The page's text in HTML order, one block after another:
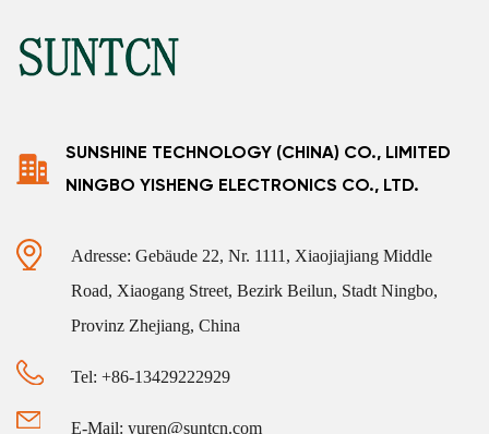
SUNSHINE TECHNOLOGY (CHINA) CO., LIMITED
NINGBO YISHENG ELECTRONICS CO., LTD.
Adresse: Gebäude 22, Nr. 1111, Xiaojiajiang Middle
Road, Xiaogang Street, Bezirk Beilun, Stadt Ningbo,
Provinz Zhejiang, China
Tel: +86-13429222929
E-Mail: yuren@suntcn.com